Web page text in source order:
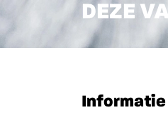
DEZE
Informatie